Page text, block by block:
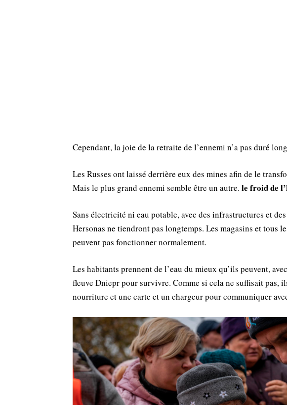
Cependant, la joie de la retraite de l’ennemi n’a pas duré
Les Russes ont laissé derrière eux des mines afin de le
Mais le plus grand ennemi semble être un autre. le froid de
Sans électricité ni eau potable, avec des infrastructures et
Hersonas ne tiendront pas longtemps. Les magasins et tous
peuvent pas fonctionner normalement.
Les habitants prennent de l’eau du mieux qu’ils peuvent,
fleuve Dniepr pour survivre. Comme si cela ne suffisait pas,
nourriture et une carte et un chargeur pour communiquer